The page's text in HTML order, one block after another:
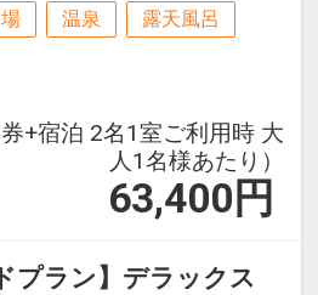
温泉 露天風呂
券+宿泊 2名1室ご利用時 大
人1名様あたり）
63,400 円
プラン】デラックス